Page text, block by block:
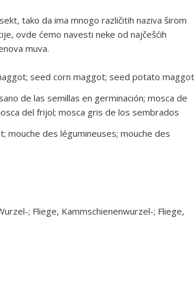
tako da ima mnogo različitih naziva širom
ovde ćemo navesti neke od najčešćih
muva.
seed corn maggot; seed potato maggot
de las semillas en germinación; mosca de
del frijol; mosca gris de los sembrados
mouche des légumineuses; mouche des
; Fliege, Kammschienenwurzel-; Fliege,